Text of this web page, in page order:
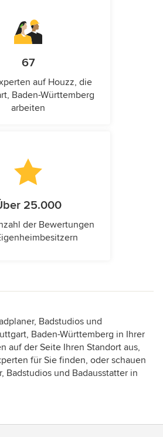
67
auf Houzz, die
Baden-Württemberg
arbeiten
25.000
der Bewertungen
Badstudios und
Baden-Württemberg in Ihrer
auf der Seite Ihren Standort aus,
für Sie finden, oder schauen
Badstudios und Badausstatter in